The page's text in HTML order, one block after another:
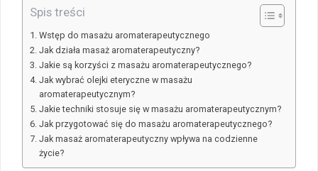
Spis treści
Wstęp do masażu aromaterapeutycznego
Jak działa masaż aromaterapeutyczny?
Jakie są korzyści z masażu aromaterapeutycznego?
Jak wybrać olejki eteryczne w masażu
aromaterapeutycznym?
Jakie techniki stosuje się w masażu aromaterapeutycznym?
Jak przygotować się do masażu aromaterapeutycznego?
Jak masaż aromaterapeutyczny wpływa na codzienne
życie?